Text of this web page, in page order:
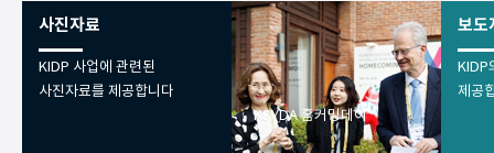
사진자료
KIDP 사업에 관련된
사진자료를 제공합니다
KSYDA 홈커밍데이
보도
KIDP
제공